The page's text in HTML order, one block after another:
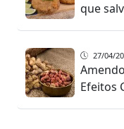
que
27/04/
Efeitos